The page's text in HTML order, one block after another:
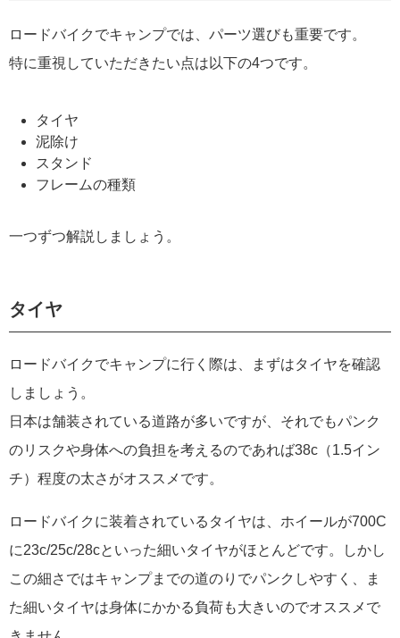
ロードバイクでキャンプでは、パーツ選びも重要です。
特に重視していただきたい点は以下の4つです。
タイヤ
泥除け
スタンド
フレームの種類
一つずつ解説しましょう。
タイヤ
ロードバイクでキャンプに行く際は、まずはタイヤを確認
しましょう。
日本は舗装されている道路が多いですが、それでもパンク
のリスクや身体への負担を考えるのであれば38c（1.5イン
チ）程度の太さがオススメです。
ロードバイクに装着されているタイヤは、ホイールが700C
に23c/25c/28cといった細いタイヤがほとんどです。しかし
この細さではキャンプまでの道のりでパンクしやすく、ま
た細いタイヤは身体にかかる負荷も大きいのでオススメで